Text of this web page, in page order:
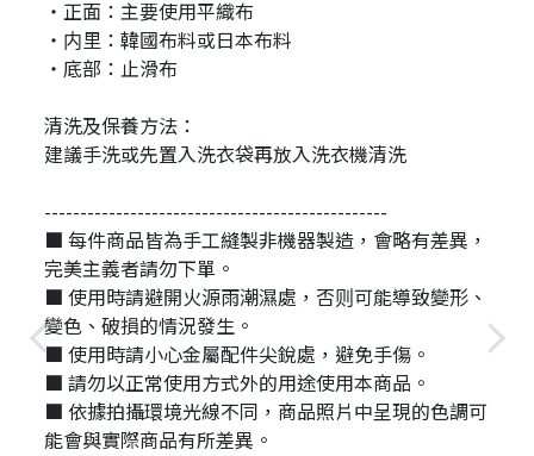
・正面：主要使用平織布
・内里：韓國布料或日本布料
・底部：止滑布
清洗及保養方法：
建議手洗或先置入洗衣袋再放入洗衣機清洗
------------------------------------------------
■ 每件商品皆為手工縫製非機器製造，會略有差異，
完美主義者請勿下單。
■ 使用時請避開火源雨潮濕處，否则可能導致變形、
變色、破損的情況發生。
■ 使用時請小心金屬配件尖銳處，避免手傷。
■ 請勿以正常使用方式外的用途使用本商品。
■ 依據拍攝環境光線不同，商品照片中呈現的色調可
能會與實際商品有所差異。